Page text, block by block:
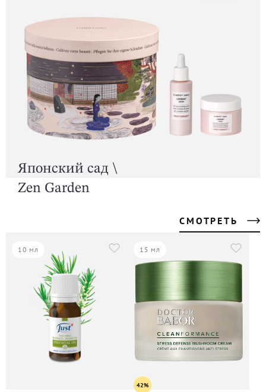
Японский сад \
Zen Garden
СМОТРЕТЬ
10 мл 15 мл
42%